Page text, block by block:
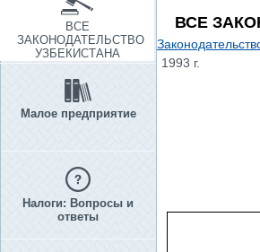
ВСЕ
ЗАКОНОДАТЕЛЬСТВО
УЗБЕКИСТАНА
Малое предприятие
Налоги: Вопросы и
ответы
ВСЕ
1993 г.